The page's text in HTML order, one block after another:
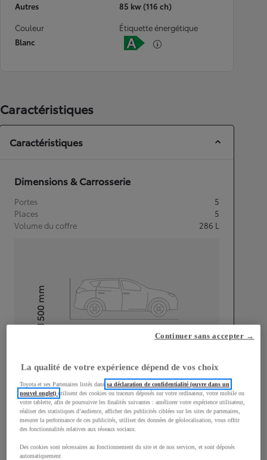
Autres
85 kw (116 ch)
Couleur
Blanc
Étiquette énergétique
Caractéristiques
Caractéristiques
Dimensions & Carrosserie
Portes
5
Places
5
Volume du coffre
286 L
Hauteur1 500
mm
Largeur
1 745mm
La qualité de votre expérience dépend de vos choix
Toyota et ses Partenaires listés danssa déclaration de confidentialité (ouvre dans un
nouvel onglet)utilisent des cookies ou traceurs déposés sur votre ordinateur, votre mobile ou
votre tablette, afin de poursuivre les finalités suivantes : améliorer votre expérience utilisateur,
réaliser des statistiques d’audience, afficher des publicités ciblées sur les sites de partenaires,
mesurer la performance de ces publicités, utiliser des données de géolocalisation, vous offrir
des fonctionnalités relatives aux réseaux sociaux.
Des cookies sont nécessaires au fonctionnement du site et de nos services, et sont déposés
automatiquement.
Continuer sans accepter →